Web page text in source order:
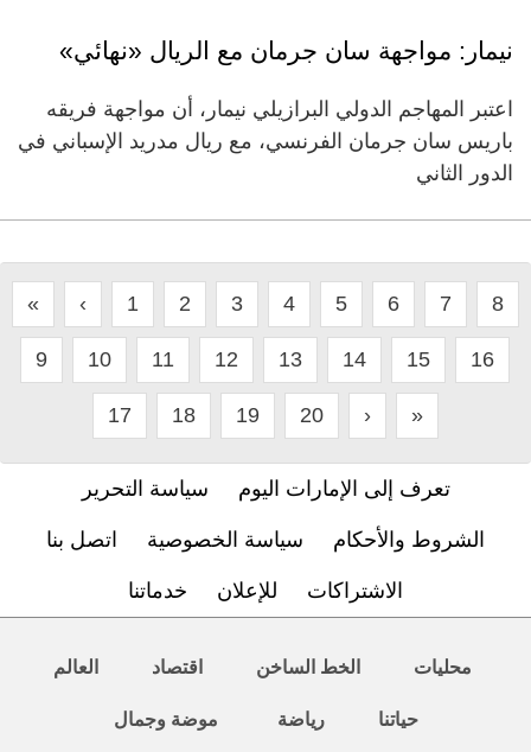
نيمار: مواجهة سان جرمان مع الريال «نهائي»
اعتبر المهاجم الدولي البرازيلي نيمار، أن مواجهة فريقه
باريس سان جرمان الفرنسي، مع ريال مدريد الإسباني في
الدور الثاني
« ‹ 1 2 3 4 5 6 7 8
9 10 11 12 13 14 15 16
17 18 19 20 › »
تعرف إلى الإمارات اليوم سياسة التحرير
الشروط والأحكام سياسة الخصوصية اتصل بنا
الاشتراكات للإعلان خدماتنا
محليات الخط الساخن اقتصاد العالم
حياتنا رياضة موضة وجمال